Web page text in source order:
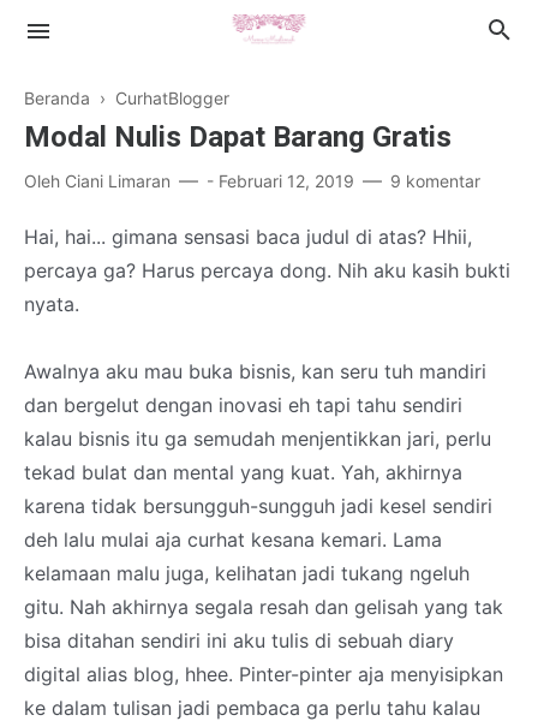
Islamic Lifestyle
Book Review
Cerpen
Beranda › CurhatBlogger
Modal Nulis Dapat Barang Gratis
Oleh Ciani Limaran - Februari 12, 2019 9 komentar
Hai, hai... gimana sensasi baca judul di atas? Hhii,
percaya ga? Harus percaya dong. Nih aku kasih bukti
nyata.
Awalnya aku mau buka bisnis, kan seru tuh mandiri
dan bergelut dengan inovasi eh tapi tahu sendiri
kalau bisnis itu ga semudah menjentikkan jari, perlu
tekad bulat dan mental yang kuat. Yah, akhirnya
karena tidak bersungguh-sungguh jadi kesel sendiri
deh lalu mulai aja curhat kesana kemari. Lama
kelamaan malu juga, kelihatan jadi tukang ngeluh
gitu. Nah akhirnya segala resah dan gelisah yang tak
bisa ditahan sendiri ini aku tulis di sebuah diary
digital alias blog, hhee. Pinter-pinter aja menyisipkan
ke dalam tulisan jadi pembaca ga perlu tahu kalau